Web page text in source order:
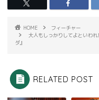
HOME
フィーチャー
大人もしっかりしてよといわ
ダ』
RELATED POST